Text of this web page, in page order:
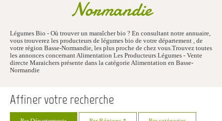
Normandie
Légumes Bio - Où trouver un maraîcher bio ? En consultant notre annuaire,
vous trouverez les producteurs de légumes bio de votre département , de
votre région Basse-Normandie, les plus proche de chez vous.Trouvez toutes
les annonces concernant Alimentation Les Producteurs Légumes - Vente
directe Maraichers présente dans la catégorie Alimentation en Basse-
Normandie
Affiner votre recherche